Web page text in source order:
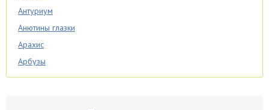
Антуриум
Анютины глазки
Арахис
Арбузы
Аспарагус